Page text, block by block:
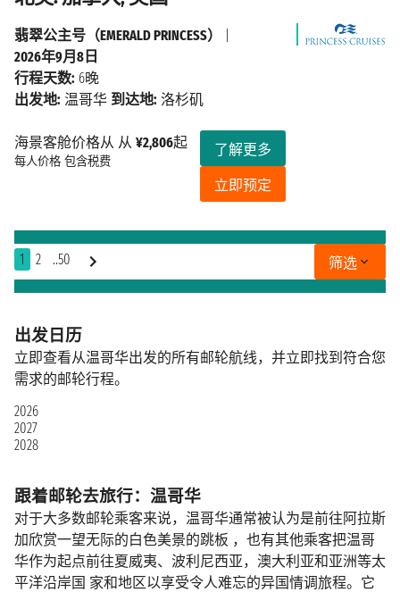
海景客舱价格从 从 ¥2,806起
每人价格 包含税费
了解更多
立即预定
翡翠公主号（EMERALD PRINCESS）
2026年9月8日
行程天数: 6晚
出发地: 温哥华 到达地: 洛杉矶
1 2 ..50 筛选
出发日历
立即查看从温哥华出发的所有邮轮航线，并立即找到符合您
需求的邮轮行程。
2026
2027
2028
跟着邮轮去旅行：温哥华
对于大多数邮轮乘客来说，温哥华通常被认为是前往阿拉斯
加欣赏一望无际的白色美景的跳板 ，也有其他乘客把温哥
华作为起点前往夏威夷、波利尼西亚，澳大利亚和亚洲等太
平洋沿岸国 家和地区以享受令人难忘的异国情调旅程。它